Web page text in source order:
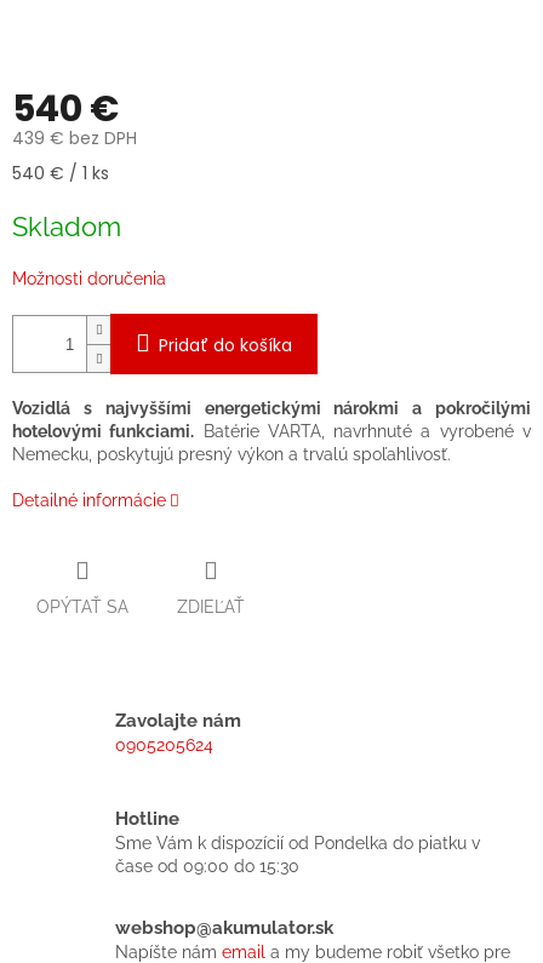
540 €
439 € bez DPH
Jednotková
540 € / 1 ks
Skladom
Možnosti doručenia
Pridať do košíka
Vozidlá s najvyššími energetickými nárokmi a pokročilými
hotelovými funkciami. Batérie VARTA, navrhnuté a vyrobené v
Nemecku, poskytujú presný výkon a trvalú spoľahlivosť.
Detailné informácie
OPÝTAŤ SA ZDIEĽAŤ
Zavolajte nám
0905205624
Hotline
Sme Vám k dispozícií od Pondelka do piatku v
čase od 09:00 do 15:30
webshop@akumulator.sk
Napíšte nám email a my budeme robiť všetko pre